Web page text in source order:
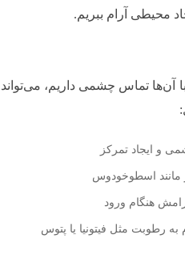
محیطی آرام ببریم.
آن‌ها تماس چشمی داریم، می‌تواند
و ایجاد تمرکز
مانند اسطوخودوس
هنگام ورود
رطوبت مثل فیتونیا یا پتوس